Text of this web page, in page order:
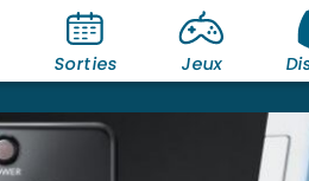
Sorties Jeux